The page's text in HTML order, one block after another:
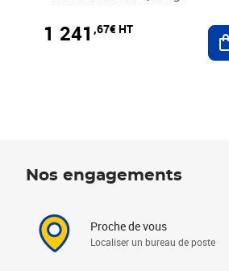
1 241 ,67€ HT
Nos engagements
Proche de vous
Localiser un bureau de poste